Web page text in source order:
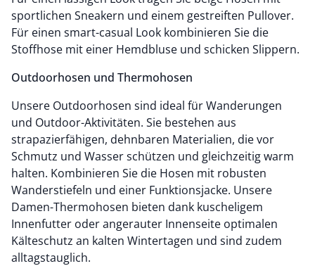
sportlichen Sneakern und einem gestreiften Pullover.
Für einen smart-casual Look kombinieren Sie die
Stoffhose mit einer Hemdbluse und schicken Slippern.
Outdoorhosen und Thermohosen
Unsere Outdoorhosen sind ideal für Wanderungen
und Outdoor-Aktivitäten. Sie bestehen aus
strapazierfähigen, dehnbaren Materialien, die vor
Schmutz und Wasser schützen und gleichzeitig warm
halten. Kombinieren Sie die Hosen mit robusten
Wanderstiefeln und einer Funktionsjacke. Unsere
Damen-Thermohosen bieten dank kuscheligem
Innenfutter oder angerauter Innenseite optimalen
Kälteschutz an kalten Wintertagen und sind zudem
alltagstauglich.